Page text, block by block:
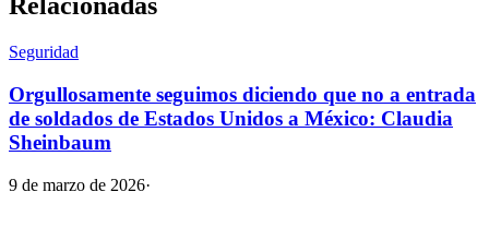
Relacionadas
Seguridad
Orgullosamente seguimos diciendo que no a entrada
de soldados de Estados Unidos a México: Claudia
Sheinbaum
9 de marzo de 2026·